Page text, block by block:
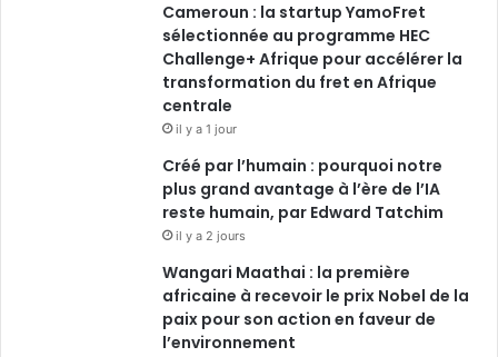
b
o
o
e
d
u
b
a
g
m
Cameroun : la startup YamoFret
sélectionnée au programme HEC
Challenge+ Afrique pour accélérer la
transformation du fret en Afrique
centrale
il y a 1 jour
Créé par l’humain : pourquoi notre
plus grand avantage à l’ère de l’IA
reste humain, par Edward Tatchim
il y a 2 jours
Wangari Maathai : la première
africaine à recevoir le prix Nobel de la
paix pour son action en faveur de
l’environnement